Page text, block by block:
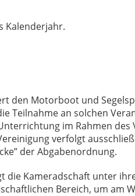
Kalenderjahr.
den Motorboot und
Teilnahme an solchen
im Rahmen
verfolgt
der Abgabenordnung.
die Kameradschaft unter
Bereich, um am